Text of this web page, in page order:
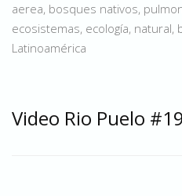
aerea, bosques nativos,
ecosistemas, ecología, natural,
Latinoamérica
Video Rio Puelo #19